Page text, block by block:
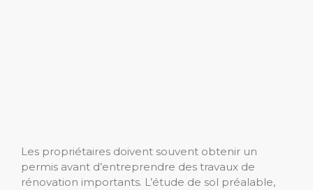
Les propriétaires doivent souvent obtenir un
permis avant d’entreprendre des travaux de
rénovation importants. L’étude de sol préalable,